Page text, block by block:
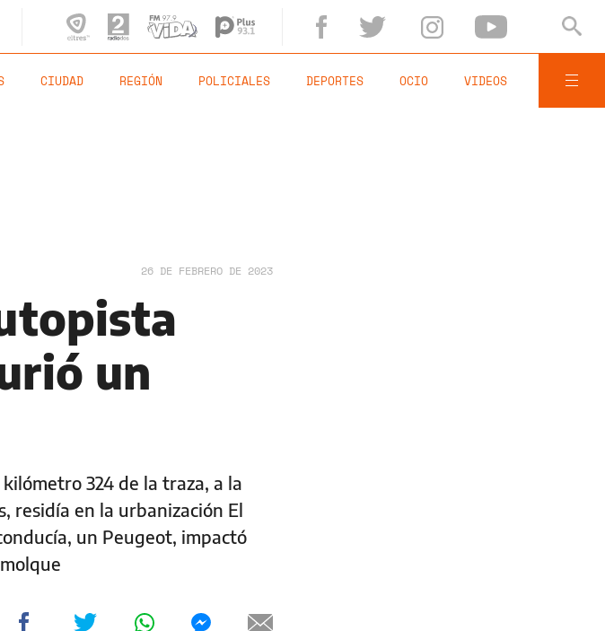
CIUDAD REGIÓN POLICIALES DEPORTES OCIO VIDEOS
26 DE FEBRERO DE 2023
un
324 de la traza, a la
residía en la urbanización El
un Peugeot, impactó